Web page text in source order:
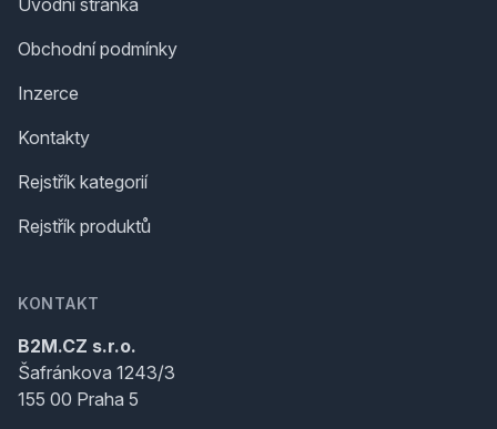
Úvodní stránka
Obchodní podmínky
Inzerce
Kontakty
Rejstřík kategorií
Rejstřík produktů
KONTAKT
B2M.CZ s.r.o.
Šafránkova 1243/3
155 00 Praha 5